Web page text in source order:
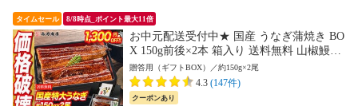
タイムセール 8/8時点_ポイント最大11倍
お中元配送受付中★ 国産 うなぎ蒲焼き BO
X 150g前後×2本 箱入り 送料無料 山椒鰻た
れ付 鹿児島県産 お取り寄せグルメ 食品 海
鮮 贈答 土用丑【最安値挑戦！6280円→498
0円セール】
贈答用（ギフトBOX）／約150g×2尾
4.3 (147件)
クーポンあり